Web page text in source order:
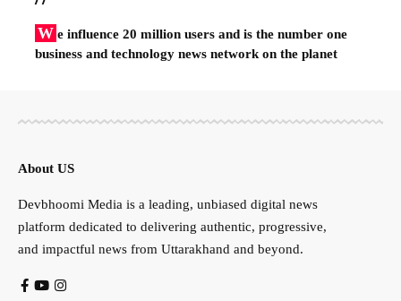
W e influence 20 million users and is the number one
business and technology news network on the planet
About US
Devbhoomi Media is a leading, unbiased digital news
platform dedicated to delivering authentic, progressive,
and impactful news from Uttarakhand and beyond.